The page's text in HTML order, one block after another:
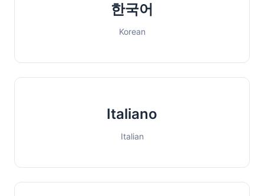
한국어
Korean
Italiano
Italian